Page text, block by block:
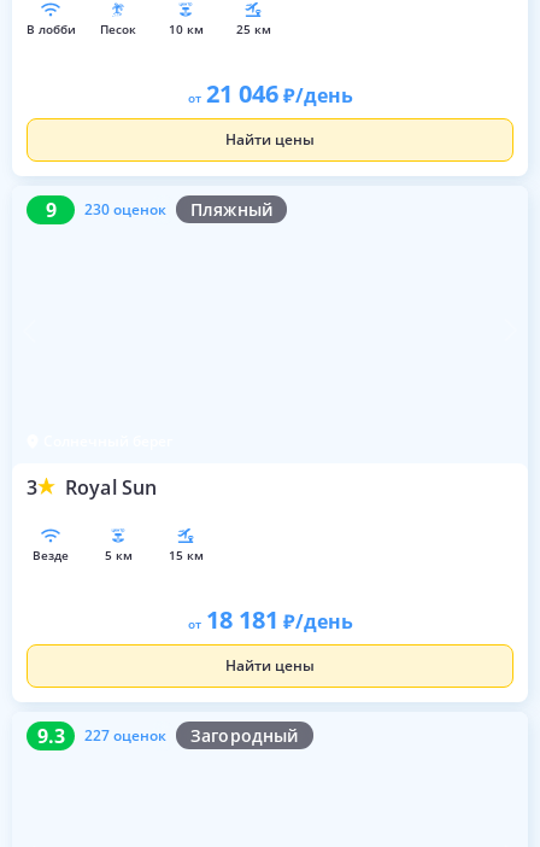
в лобби песок 10 км 25 км
от 21 046 /день
Найти цены
9 230 оценок Пляжный
3 Royal Sun
9 230 оценок
везде 5 км 15 км
от 18 181 /день
Найти цены
9.3 227 оценок Загородный
9.3 227 оценок